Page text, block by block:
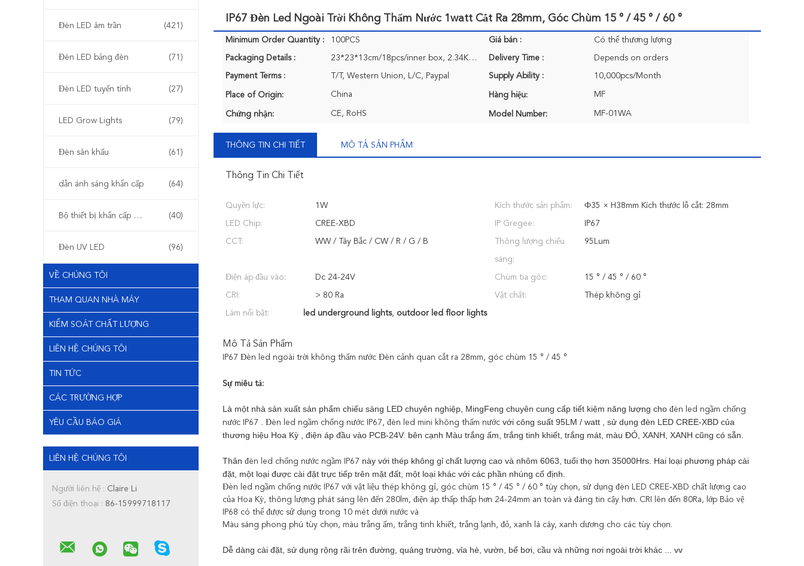
Đèn LED âm trần (421)
Đèn LED bảng đèn (71)
Đèn LED tuyến tính (27)
LED Grow Lights (79)
Đèn sân khấu (61)
dẫn ánh sáng khẩn cấp (64)
Bộ thiết bị khẩn cấp LED (40)
Đèn UV LED (96)
VỀ CHÚNG TÔI
THAM QUAN NHÀ MÁY
KIỂM SOÁT CHẤT LƯỢNG
LIÊN HỆ CHÚNG TÔI
TIN TỨC
CÁC TRƯỜNG HỢP
YÊU CẦU BÁO GIÁ
LIÊN HỆ CHÚNG TÔI
Người liên hệ : Claire Li
Số điện thoại : 86-15999718117
IP67 Đèn Led Ngoài Trời Không Thấm Nước 1watt Cắt Ra 28mm, Góc Chùm 15 ° / 45 ° / 60 °
Minimum Order Quantity : 100PCS Giá bán : Có thể thương lượng
Packaging Details : 23*23*13cm/18pcs/inner box, 2.34KG/inner box, 51*51*43cm/12 inner box/carton 21.6KG/carton Delivery Time : Depends on orders
Payment Terms : T/T, Western Union, L/C, Paypal Supply Ability : 10,000pcs/Month
Place of Origin: China Hàng hiệu: MF
Chứng nhận: CE, RoHS Model Number: MF-01WA
THÔNG TIN CHI TIẾT MÔ TẢ SẢN PHẨM
Thông Tin Chi Tiết
Quyền lực: 1W Kích thước sản phẩm: Ф35 × H38mm Kích thước lỗ cắt: 28mm
LED Chip: CREE-XBD IP Gregee: IP67
CCT: WW / Tây Bắc / CW / R / G / B Thông lượng chiếu
sáng:
95Lum
Điện áp đầu vào: Dc 24-24V Chùm tia góc: 15 ° / 45 ° / 60 °
CRI: > 80 Ra Vật chất: Thép không gỉ
Làm nổi bật: led underground lights, outdoor led floor lights
Mô Tả Sản Phẩm
IP67 Đèn led ngoài trời không thấm nước Đèn cảnh quan cắt ra 28mm, góc chùm 15 ° / 45 °
Sự miêu tả:
Là một nhà sản xuất sản phẩm chiếu sáng LED chuyên nghiệp, MingFeng chuyên cung cấp tiết kiệm năng lượng cho đèn led ngầm chống
nước IP67
Đèn led ngầm chống nước IP67, đèn led mini không thấm nước với công suất 95LM / watt , sử dụng đèn LED CREE-XBD của
thương hiệu Hoa Kỳ
, điện áp đầu vào PCB-24V. bên cạnh Màu trắng ấm, trắng tinh khiết, trắng mát, màu ĐỎ, XANH, XANH cũng có sẵn.
Thân đèn led chống nước ngầm IP67 này với thép không gỉ chất lượng cao và nhôm 6063, tuổi thọ hơn 35000Hrs. Hai loại phương pháp cài
đặt, một loại được cài đặt trực tiếp trên mặt đất, một loại khác với các phần nhúng cố định.
Đèn led ngầm chống nước IP67 với vật liệu thép không gỉ, góc chùm 15 ° / 45 ° / 60 ° tùy chọn, sử dụng đèn LED CREE-XBD chất lượng cao
của Hoa Kỳ, thông lượng phát sáng lên đến 280lm, điện áp thấp thấp hơn 24-24mm an toàn và đáng tin cậy hơn. CRI lên đến 80Ra, lớp Bảo vệ
IP68 có thể được sử dụng trong 10 mét dưới nước và
Màu sáng phong phú tùy chọn, màu trắng ấm, trắng tinh khiết, trắng lạnh, đỏ, xanh lá cây, xanh dương cho các tùy chọn.
Dễ dàng cài đặt, sử dụng rộng rãi trên đường, quảng trường, vỉa hè, vườn, bể bơi, cầu và những nơi ngoài trời khác ... vv